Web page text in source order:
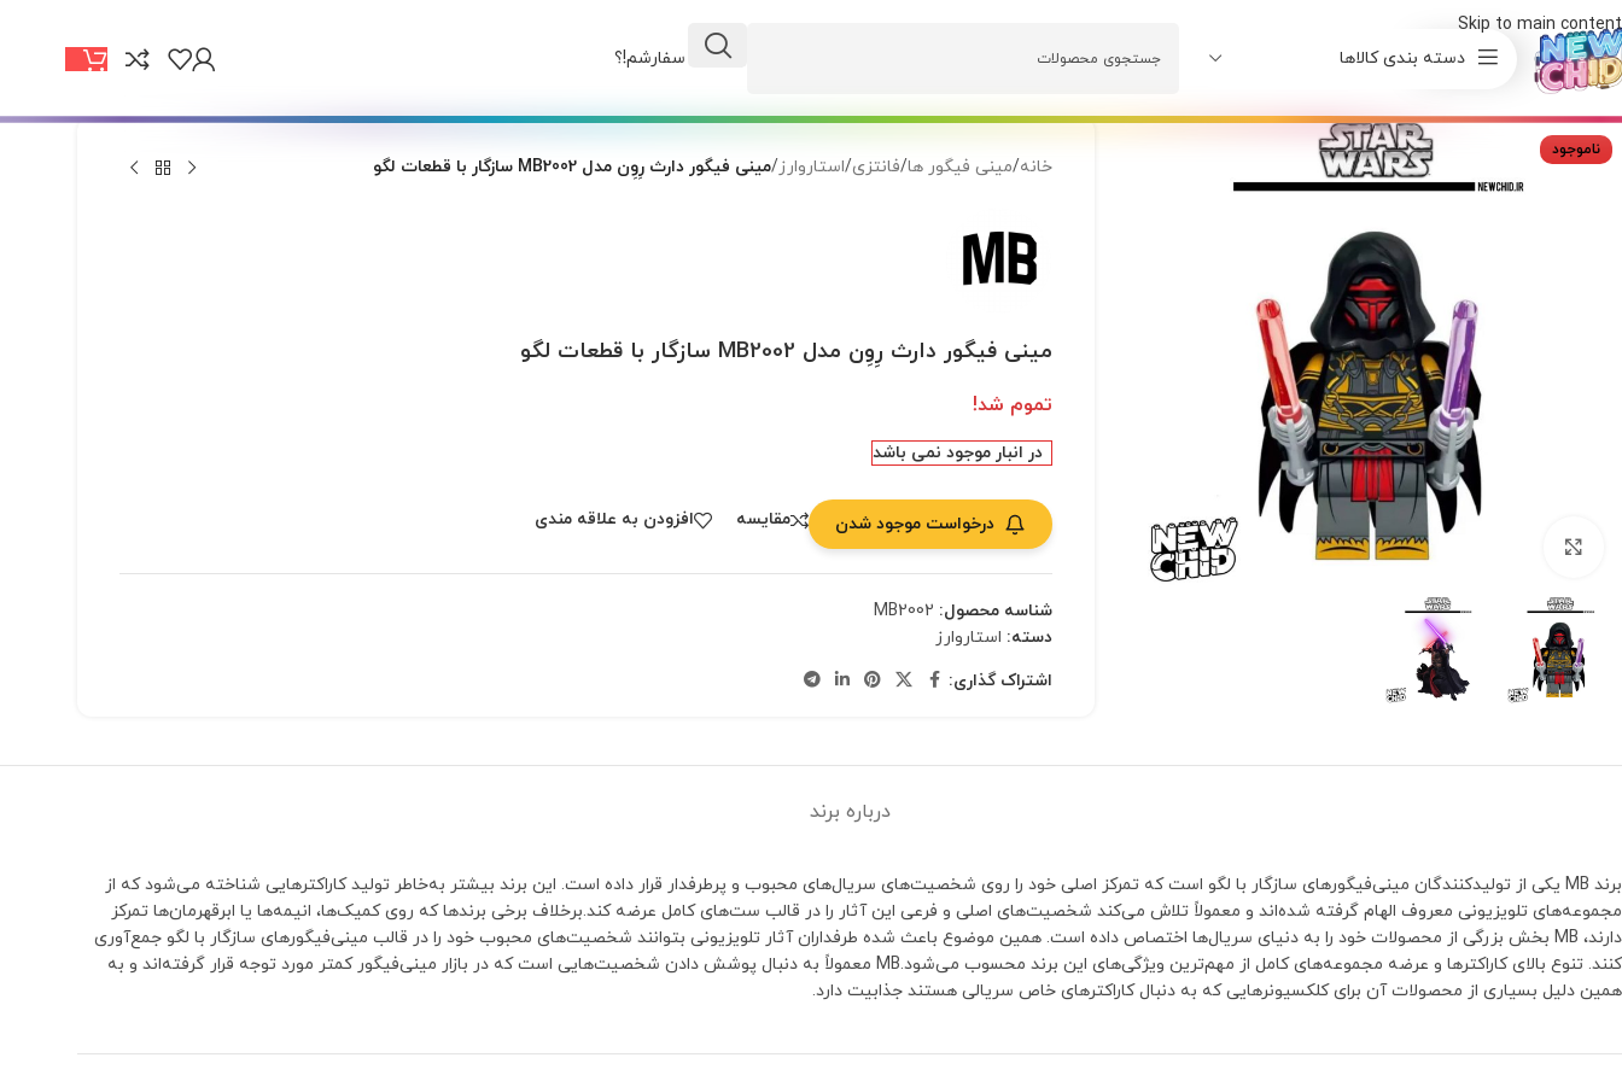
Skip to main content
دسته بندی کالاها
وضعیت سفارشم!؟
ناموجود
خانه/مینی فیگور ها/فانتزی/استاروارز/مینی فیگور دارث رِوِن مدل MB2002 سازگار با قطعات لگو
مینی فیگور دارث رِوِن مدل MB2002 سازگار با قطعات لگو
تموم شد!
در انبار موجود نمی باشد
درخواست موجود شدن مقایسه افزودن به علاقه مندی
شناسه محصول: MB2002
دسته: استاروارز
اشتراک گذاری:
درباره برند
برند MB یکی از تولیدکنندگان مینی‌فیگورهای سازگار با لگو است که تمرکز اصلی خود را روی شخصیت‌های سریال‌های محبوب و پرطرفدار قرار داده است. این برند بیشتر به‌خاطر تولید کاراکترهایی شناخته می‌شود که از
مجموعه‌های تلویزیونی معروف الهام گرفته شده‌اند و معمولاً تلاش می‌کند شخصیت‌های اصلی و فرعی این آثار را در قالب ست‌های کامل عرضه کند.برخلاف برخی برندها که روی کمیک‌ها، انیمه‌ها یا ابرقهرمان‌ها تمرکز
دارند، MB بخش بزرگی از محصولات خود را به دنیای سریال‌ها اختصاص داده است. همین موضوع باعث شده طرفداران آثار تلویزیونی بتوانند شخصیت‌های محبوب خود را در قالب مینی‌فیگورهای سازگار با لگو جمع‌آوری
کنند. تنوع بالای کاراکترها و عرضه مجموعه‌های کامل از مهم‌ترین ویژگی‌های این برند محسوب می‌شود.MB معمولاً به دنبال پوشش دادن شخصیت‌هایی است که در بازار مینی‌فیگور کمتر مورد توجه قرار گرفته‌اند و به
همین دلیل بسیاری از محصولات آن برای کلکسیونرهایی که به دنبال کاراکترهای خاص سریالی هستند جذابیت دارد.